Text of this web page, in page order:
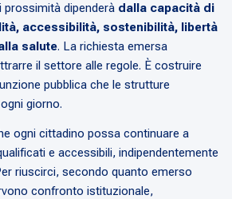
prossimità dipenderà dalla capacità di
accessibilità, sostenibilità, libertà
salute. La richiesta emersa
il settore alle regole. È costruire
pubblica che le strutture
giorno.
ogni cittadino possa continuare a
e accessibili, indipendentemente
riuscirci, secondo quanto emerso
confronto istituzionale,